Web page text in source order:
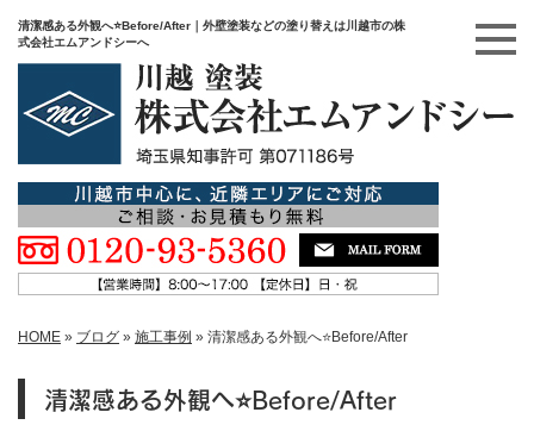
清潔感ある外観へ⭐️Before/After｜外壁塗装などの塗り替えは川越市の株
式会社エムアンドシーへ
HOME » ブログ » 施工事例 » 清潔感ある外観へ⭐️Before/After
清潔感ある外観へ⭐️Before/After